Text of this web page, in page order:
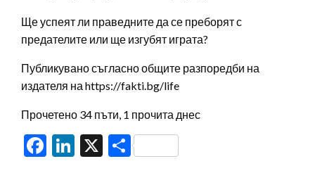
Ще успеят ли праведните да се преборят с
предателите или ще изгубят играта?
Публикувано съгласно общите разпоредби на
издателя на https://fakti.bg/life
Прочетено 34 пъти, 1 прочита днес
Facebook
LinkedIn
X Share